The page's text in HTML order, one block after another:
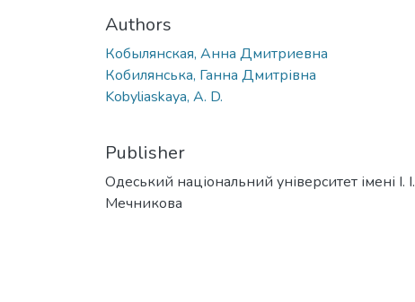
Authors
Кобылянская, Анна Дмитриевна
Кобилянська, Ганна Дмитрівна
Kobyliaskaya, A. D.
Publisher
Одеський національний університет імені І. І.
Мечникова